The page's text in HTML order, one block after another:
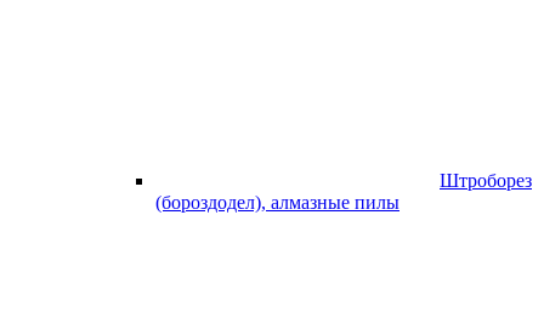
Штроборез
(бороздодел), алмазные пилы